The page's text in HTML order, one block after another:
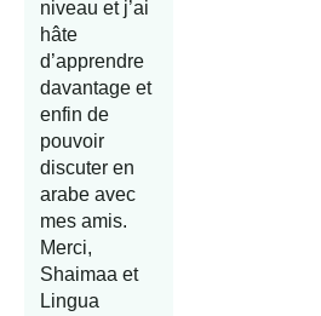
niveau et j’ai
hâte
d’apprendre
davantage et
enfin de
pouvoir
discuter en
arabe avec
mes amis.
Merci,
Shaimaa et
Lingua